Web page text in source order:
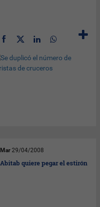
Mar 29/04/2008
Abitab quiere pegar el estirón